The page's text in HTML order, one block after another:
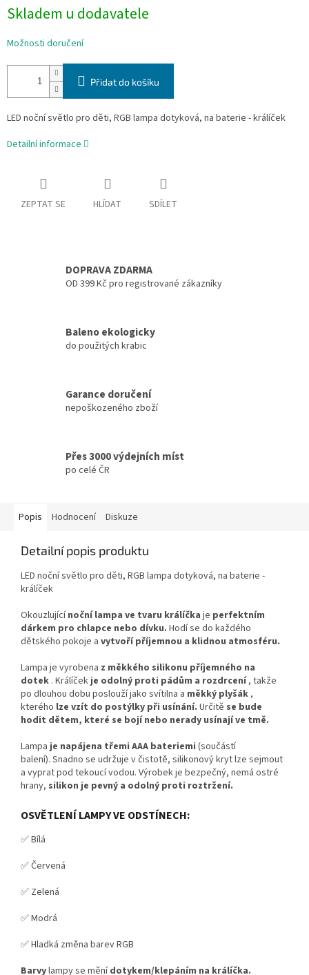
cena:
Skladem u dodavatele
Možnosti doručení
Přidat do košíku
LED noční světlo pro děti, RGB lampa dotyková, na baterie - králíček
Detailní informace
ZEPTAT SE HLÍDAT SDÍLET
DOPRAVA ZDARMA
OD 399 Kč pro registrované zákazníky
Baleno ekologicky
do použitých krabic
Garance doručení
nepoškozeného zboží
Přes 3000 výdejních míst
po celé ČR
Popis Hodnocení Diskuze
Detailní popis produktu
LED noční světlo pro děti, RGB lampa dotyková, na baterie -
králíček
Okouzlujícínoční lampa ve tvaru králíčka je perfektním
dárkem pro chlapce nebo dívku. Hodí se do každého
dětského pokoje a vytvoří příjemnou a klidnou atmosféru.
Lampa je vyrobena z měkkého silikonu příjemného na
dotek . Králíčekje odolný proti pádům a rozdrcení, takže
po dlouhou dobu poslouží jako svítilna a měkký plyšák,
kterého lze vzít do postýlky při usínání. Určitě se bude
hodit dětem, které se bojí nebo nerady usínají ve tmě.
Lampa je napájena třemi AAA bateriemi (součástí
balení). Snadno se udržuje v čistotě, silikonový kryt lze sejmout
a vyprat pod tekoucí vodou. Výrobek je bezpečný, nemá ostré
hrany, silikon je pevný a odolný proti roztržení.
OSVĚTLENÍ LAMPY VE ODSTÍNECH:
✅ Bílá
✅ Červená
✅ Zelená
✅ Modrá
✅ Hladká změna barev RGB
Barvylampy se měnídotykem/klepáním na králíčka.